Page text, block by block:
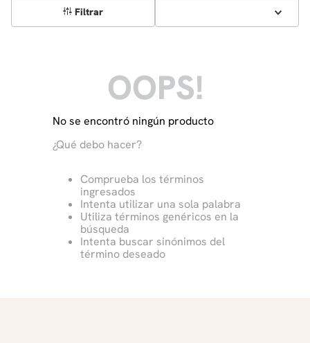
Filtrar
OOPS!
No se encontró ningún producto
¿Qué debo hacer?
Comprueba los términos
ingresados
Intenta utilizar una sola palabra
Utiliza términos genéricos en la
búsqueda
Intenta buscar sinónimos del
término deseado